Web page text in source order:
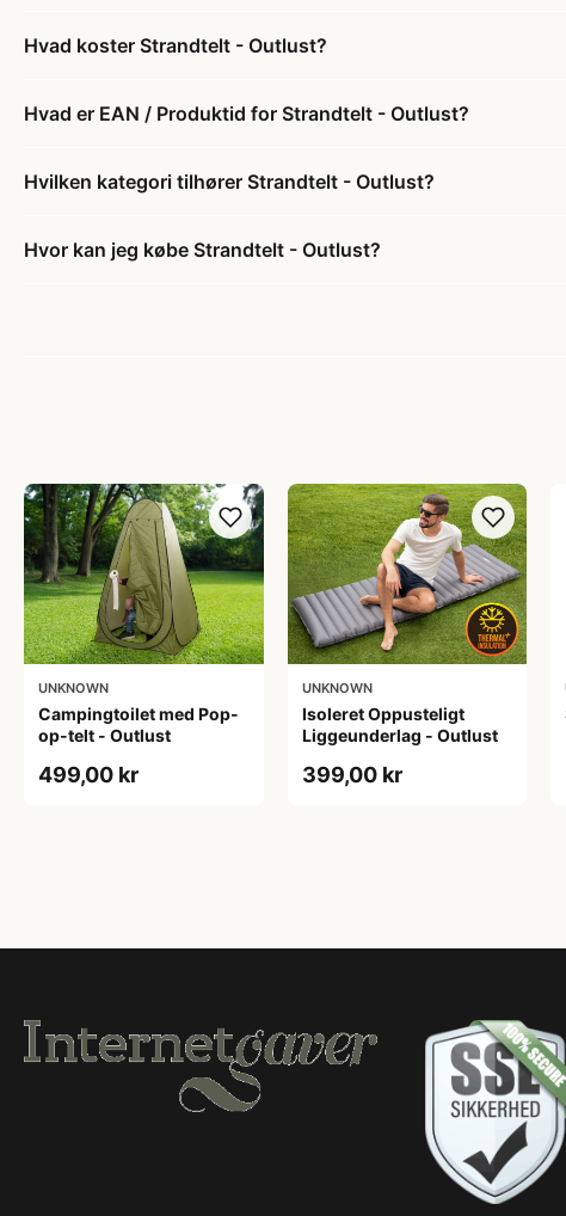
Hvad koster Strandtelt - Outlust?
Hvad er EAN / Produktid for Strandtelt - Outlust?
Hvilken kategori tilhører Strandtelt - Outlust?
Hvor kan jeg købe Strandtelt - Outlust?
UNKNOWN
Campingtoilet med Pop-
op-telt - Outlust
499,00 kr
UNKNOWN
Isoleret Oppusteligt
Liggeunderlag - Outlust
399,00 kr